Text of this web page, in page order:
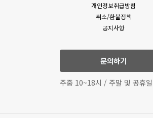
개인정보취급방침
취소/환불정책
공지사항
문의하기
주중 10~18시 / 주말 및 공휴